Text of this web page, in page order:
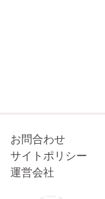
お問合わせ
サイトポリシー
運営会社